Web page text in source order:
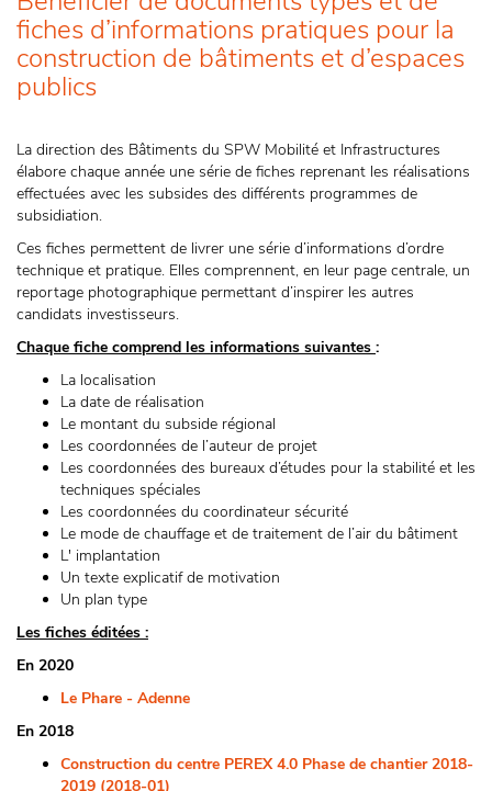
fiches d’informations pratiques pour la
construction de bâtiments et d’espaces
publics
La direction des Bâtiments du SPW Mobilité et Infrastructures
élabore chaque année une série de fiches reprenant les réalisations
effectuées avec les subsides des différents programmes de
subsidiation.
Ces fiches permettent de livrer une série d’informations d’ordre
technique et pratique. Elles comprennent, en leur page centrale, un
reportage photographique permettant d’inspirer les autres
candidats investisseurs.
Chaque fiche comprend les informations suivantes :
La localisation
La date de réalisation
Le montant du subside régional
Les coordonnées de l’auteur de projet
Les coordonnées des bureaux d’études pour la stabilité et les
techniques spéciales
Les coordonnées du coordinateur sécurité
Le mode de chauffage et de traitement de l’air du bâtiment
L' implantation
Un texte explicatif de motivation
Un plan type
Les fiches éditées :
En 2020
Le Phare - Adenne
En 2018
Construction du centre PEREX 4.0 Phase de chantier 2018-
2019 (2018-01)